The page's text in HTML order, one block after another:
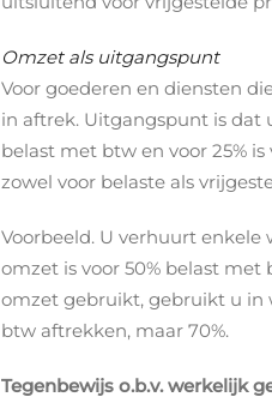
Omzet als uitgangspunt
Voor goederen en diensten
in aftrek. Uitgangspunt is dat
belast met btw en voor 25%
zowel voor belaste als
Voorbeeld. U verhuurt
omzet is voor 50% belast
omzet gebruikt, gebruikt u in
btw aftrekken, maar 70%.
Tegenbewijs o.b.v. werkelijk